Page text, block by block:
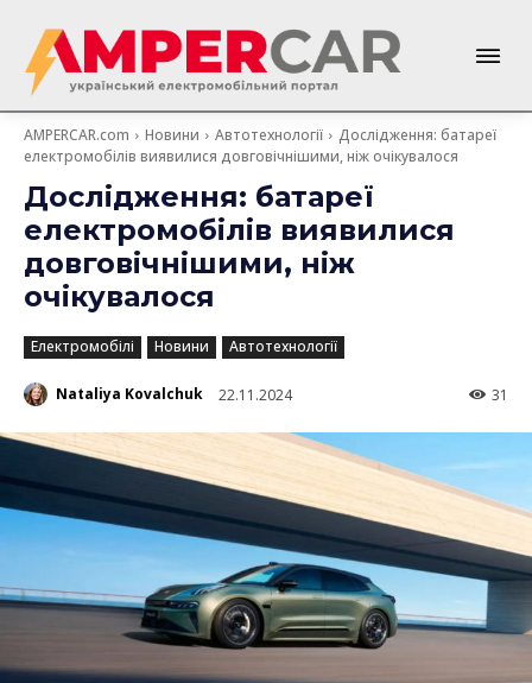
AMPERCAR.com Новини Автотехнології
Дослідження: батареї
електромобілів виявилися довговічнішими, ніж очікувалося
Дослідження: батареї
електромобілів виявилися
довговічнішими, ніж
очікувалося
Електромобілі Новини Автотехнології
Nataliya Kovalchuk 22.11.2024 31